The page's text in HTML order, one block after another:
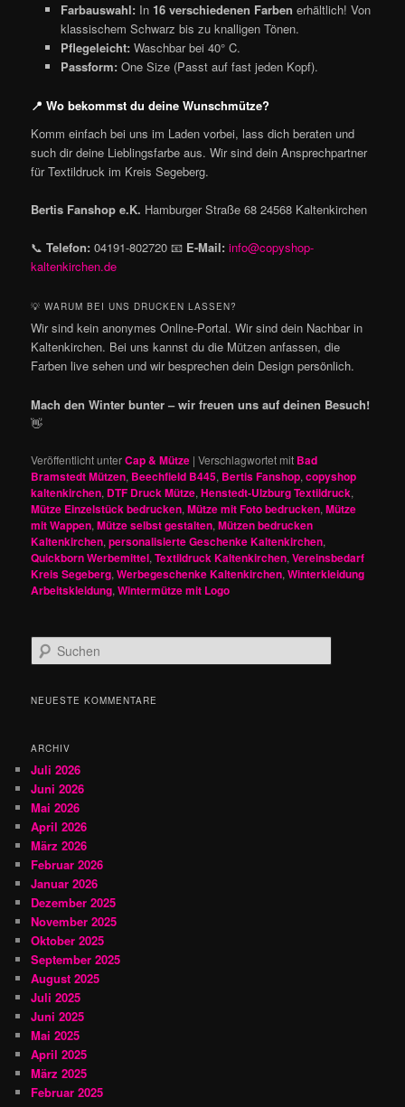
Farbauswahl: In 16 verschiedenen Farben erhältlich! Von
klassischem Schwarz bis zu knalligen Tönen.
Pflegeleicht: Waschbar bei 40° C.
Passform: One Size (Passt auf fast jeden Kopf).
📍 Wo bekommst du deine Wunschmütze?
Komm einfach bei uns im Laden vorbei, lass dich beraten und
such dir deine Lieblingsfarbe aus. Wir sind dein Ansprechpartner
für Textildruck im Kreis Segeberg.
Bertis Fanshop e.K. Hamburger Straße 68 24568 Kaltenkirchen
📞Telefon: 04191-802720 📧 E-Mail: info@copyshop-
kaltenkirchen.de
💡 WARUM BEI UNS DRUCKEN LASSEN?
Wir sind kein anonymes Online-Portal. Wir sind dein Nachbar in
Kaltenkirchen. Bei uns kannst du die Mützen anfassen, die
Farben live sehen und wir besprechen dein Design persönlich.
Mach den Winter bunter – wir freuen uns auf deinen Besuch!
👋
Veröffentlicht unterCap & Mütze |Verschlagwortet mit Bad
Bramstedt Mützen, Beechfield B445, Bertis Fanshop,copyshop
kaltenkirchen, DTF Druck Mütze,Henstedt-Ulzburg Textildruck,
Mütze Einzelstück bedrucken,Mütze mit Foto bedrucken,Mütze
mit Wappen,Mütze selbst gestalten,Mützen bedrucken
Kaltenkirchen,personalisierte Geschenke Kaltenkirchen,
Quickborn Werbemittel,Textildruck Kaltenkirchen,Vereinsbedarf
Kreis Segeberg,Werbegeschenke Kaltenkirchen,Winterkleidung
Arbeitskleidung,Wintermütze mit Logo
u
h
NEUESTE KOMMENTARE
ARCHIV
Juli 2026
Juni 2026
Mai 2026
April 2026
März 2026
Februar 2026
Januar 2026
Dezember 2025
November 2025
Oktober 2025
September 2025
August 2025
Juli 2025
Juni 2025
Mai 2025
April 2025
März 2025
Februar 2025